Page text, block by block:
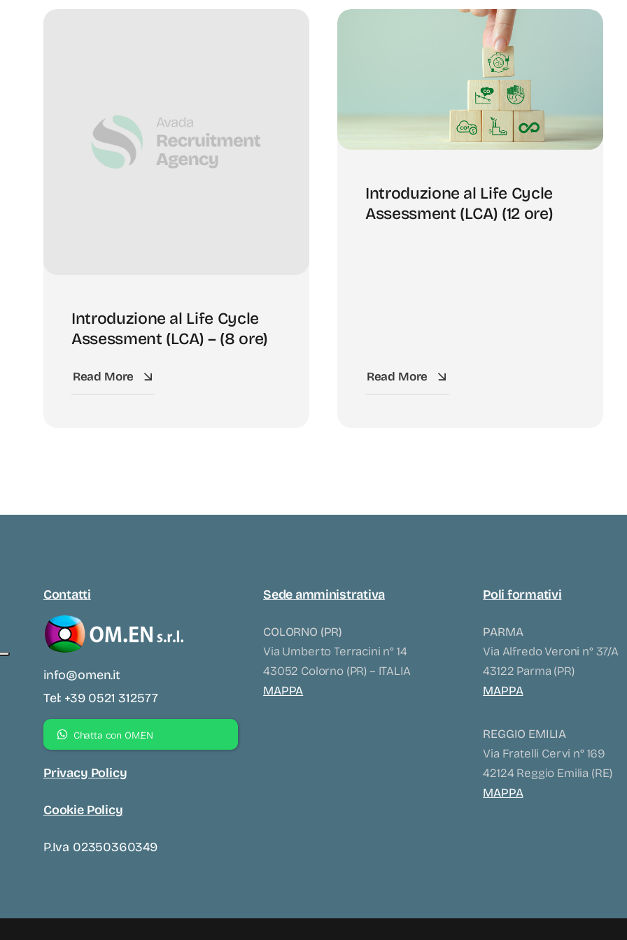
Introduzione al Life Cycle
Assessment (LCA) – (8 ore)
Read More
Introduzione al Life Cycle
Assessment (LCA) (12 ore)
Read More
Contatti
info@omen.it
Tel: +39 0521 312577
Chatta con OM.EN
Privacy Policy
Cookie Policy
P.iva 02350360349
Sede amministrativa
COLORNO (PR)
Via Umberto Terracini n° 14
43052 Colorno (PR) – ITALIA
MAPPA
Poli formativi
PARMA
Via Alfredo Veroni n° 37/A
43122 Parma (PR)
MAPPA
REGGIO EMILIA
Via Fratelli Cervi n° 169
42124 Reggio Emilia (RE)
MAPPA